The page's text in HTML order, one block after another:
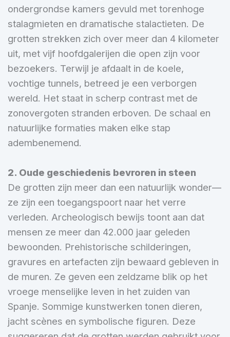
ondergrondse kamers gevuld met torenhoge
stalagmieten en dramatische stalactieten. De
grotten strekken zich over meer dan 4 kilometer
uit, met vijf hoofdgalerijen die open zijn voor
bezoekers. Terwijl je afdaalt in de koele,
vochtige tunnels, betreed je een verborgen
wereld. Het staat in scherp contrast met de
zonovergoten stranden erboven. De schaal en
natuurlijke formaties maken elke stap
adembenemend.
2. Oude geschiedenis bevroren in steen
De grotten zijn meer dan een natuurlijk wonder—
ze zijn een toegangspoort naar het verre
verleden. Archeologisch bewijs toont aan dat
mensen ze meer dan 42.000 jaar geleden
bewoonden. Prehistorische schilderingen,
gravures en artefacten zijn bewaard gebleven in
de muren. Ze geven een zeldzame blik op het
vroege menselijke leven in het zuiden van
Spanje. Sommige kunstwerken tonen dieren,
jacht scènes en symbolische figuren. Deze